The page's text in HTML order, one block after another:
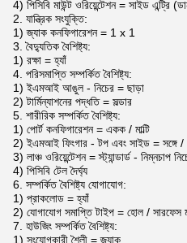
4) পিসিবি মাউন্ট ওরিয়েন্টেশন = সাইড এন্ট্রি
2. যান্ত্রিক সংযুক্তি:
1) জ্যাক কনফিগারেশন = 1 x 1
3. বৈদ্যুতিক বৈশিষ্ট্য:
1) রক্ষা = হ্যাঁ
4. পরিসমাপ্তি সম্পর্কিত বৈশিষ্ট্য:
1) ইএমআই আঙুল - নিচের = ছাড়া
2) টার্মিন্যাশনের পদ্ধতি = সল্ডার
5. শারীরিক সম্পর্কিত বৈশিষ্ট্য:
1) পোর্ট কনফিগারেশন = একক / মাল্টি
2) ইএমআই ফিংগার - টপ এবং সাইড = সঙ্গে /
3) লাঞ্চ ওরিয়েন্টেশন = স্ট্যান্ডার্ড - নিম্নচাপ
4) পিসিবি টেল দৈর্ঘ্য
6. সম্পর্কিত বৈশিষ্ট্য যোগাযোগ:
1) প্রাকলোড = হ্যাঁ
2) যোগাযোগ সমাপ্তি টাইপ = হোল / সারফেস
7. হাউজিং সম্পর্কিত বৈশিষ্ট্য:
1) সংযোগকারী শৈলী = জ্যাক